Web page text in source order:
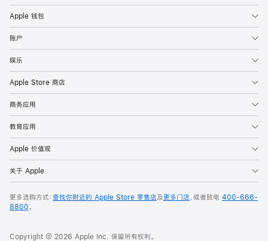
Apple 钱包
账户
娱乐
Apple Store 商店
商务应用
教育应用
Apple 价值观
关于 Apple
更多选购方式：查找你附近的 Apple Store 零售店及更多门店，或者致电 400-666-
8800。
Copyright © 2026 Apple Inc. 保留所有权利。